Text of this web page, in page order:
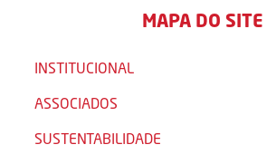
MAPA DO SITE
INSTITUCIONAL
ASSOCIADOS
SUSTENTABILIDADE